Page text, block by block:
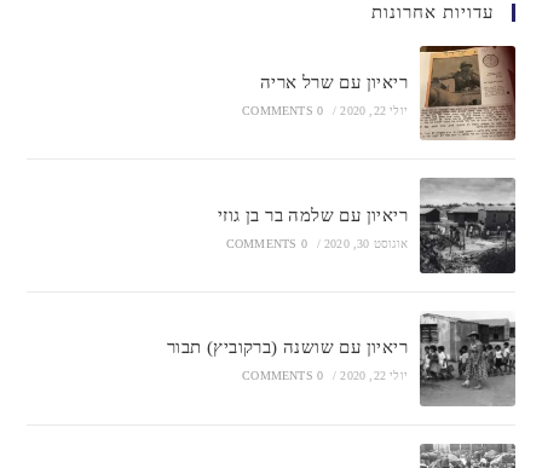
עדויות אחרונות
ריאיון עם שרל אריה
יולי 22, 2020 /
0 COMMENTS
ריאיון עם שלמה בר בן גוזי
אוגוסט 30, 2020 /
0 COMMENTS
ריאיון עם שושנה (ברקוביץ) תבור
יולי 22, 2020 /
0 COMMENTS